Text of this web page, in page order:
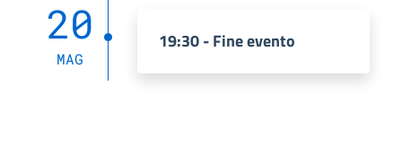
20
MAG
19:30 - Fine evento